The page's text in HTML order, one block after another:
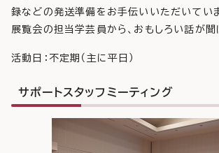
録などの発送準備をお手伝いいただいていま
展覧会の担当学芸員から、おもしろい話が聞
活動日：不定期（主に平日）
サポートスタッフミーティング